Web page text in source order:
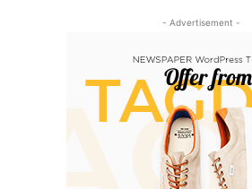
- Advertisement -